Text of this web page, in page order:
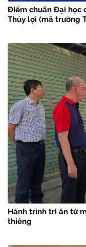
Điểm chuẩn Đại học
Thủy lợi (mã trường
Hành trình tri ân từ
thiêng